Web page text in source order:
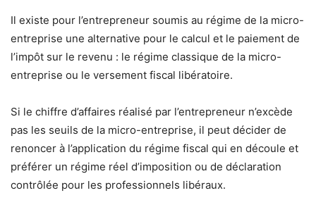
Il existe pour l’entrepreneur soumis au régime de la micro-
entreprise une alternative pour le calcul et le paiement de
l’impôt sur le revenu : le régime classique de la micro-
entreprise ou le versement fiscal libératoire.
Si le chiffre d’affaires réalisé par l’entrepreneur n’excède
pas les seuils de la micro-entreprise, il peut décider de
renoncer à l’application du régime fiscal qui en découle et
préférer un régime réel d’imposition ou de déclaration
contrôlée pour les professionnels libéraux.